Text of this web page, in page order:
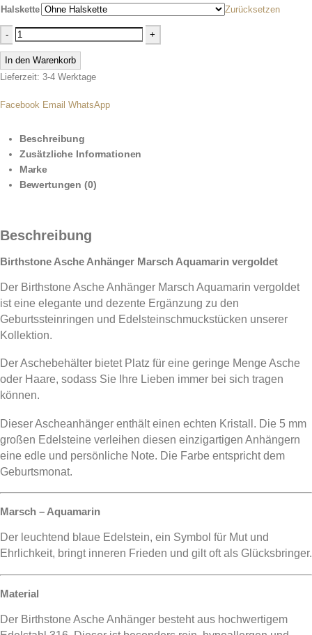
Halskette
Zurücksetzen
- +
In den Warenkorb
Lieferzeit: 3-4 Werktage
Facebook Email WhatsApp
Beschreibung
Zusätzliche Informationen
Marke
Bewertungen (0)
Beschreibung
Birthstone Asche Anhänger Marsch Aquamarin vergoldet
Der Birthstone Asche Anhänger Marsch Aquamarin vergoldet
ist eine elegante und dezente Ergänzung zu den
Geburtssteinringen und Edelsteinschmuckstücken unserer
Kollektion.
Der Aschebehälter bietet Platz für eine geringe Menge Asche
oder Haare, sodass Sie Ihre Lieben immer bei sich tragen
können.
Dieser Ascheanhänger enthält einen echten Kristall. Die 5 mm
großen Edelsteine ​​verleihen diesen einzigartigen Anhängern
eine edle und persönliche Note. Die Farbe entspricht dem
Geburtsmonat.
Marsch – Aquamarin
Der leuchtend blaue Edelstein, ein Symbol für Mut und
Ehrlichkeit, bringt inneren Frieden und gilt oft als Glücksbringer.
Material
Der Birthstone Asche Anhänger besteht aus hochwertigem